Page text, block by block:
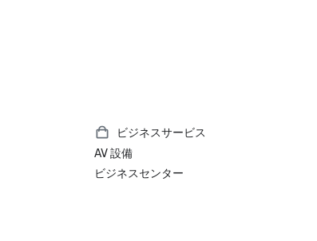
ビジネスサービス
AV 設備
ビジネスセンター